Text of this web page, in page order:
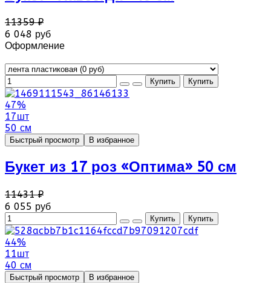
11359 ₽
6 048 руб
Оформление
47%
17шт
50 см
Быстрый просмотр В избранное
Букет из 17 роз «Оптима» 50 см
11431 ₽
6 055 руб
44%
11шт
40 см
Быстрый просмотр В избранное